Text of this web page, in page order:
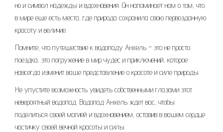
но и символ надежды и вдохновения. Он напоминает нам о том, что
в мире еще есть места, где природа сохранила свою первозданную
красоту и величие.
Помните, что путешествие к водопаду Анхель – это не просто
поездка, это погружение в мир чудес и приключений, которое
навсегда изменит ваше представление о красоте и силе природы.
Не упустите возможность увидеть собственными глазами этот
невероятный водопад. Водопад Анхель ждет вас, чтобы
поделиться своей магией и вдохновением, оставив в вашем сердце
частичку своей вечной красоты и силы.